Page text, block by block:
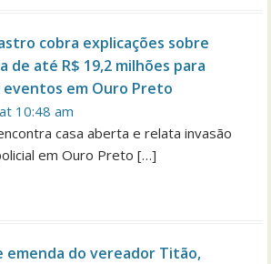
cobra explicações sobre
de até R$ 19,2 milhões para
em Ouro Preto
10:48 am
casa aberta e relata invasão
em Ouro Preto […]
emenda do vereador Titão,